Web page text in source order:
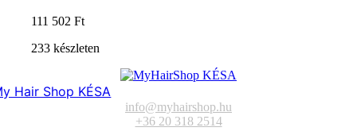
111 502Ft
233 készleten
Hair Shop KÉSA
info@myhairshop.hu
+36 20 318 2514